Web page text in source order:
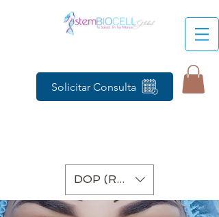
Solicitar Consulta
DOP (RD$)